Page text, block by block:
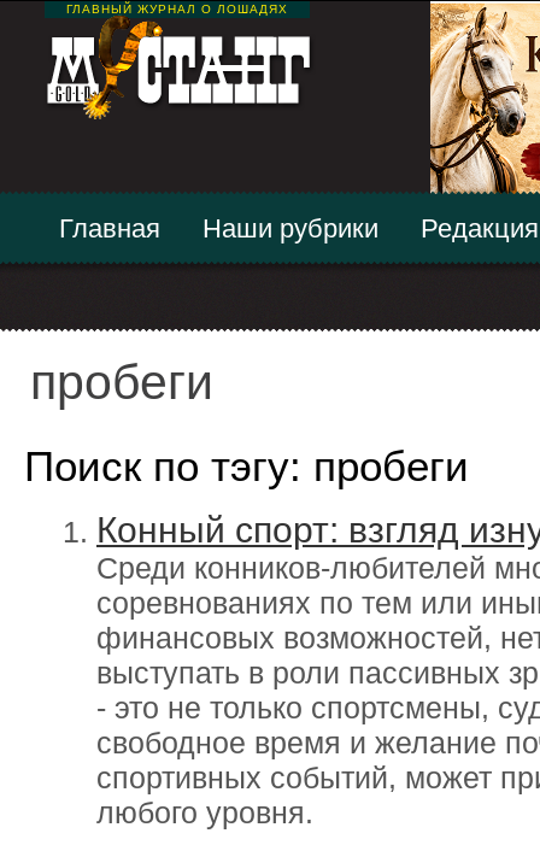
ГЛАВНЫЙ ЖУРНАЛ О ЛОШАДЯХ
Главная Наши рубрики Редакция
пробеги
Поиск по тэгу: пробеги
Конный спорт: взгляд
Среди конников-любителей
соревнованиях по тем или
финансовых возможностей,
выступать в роли пассивных
- это не только спортсмены,
свободное время и желание
спортивных событий, может
любого уровня.